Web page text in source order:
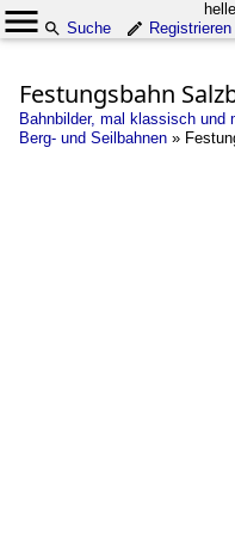
Suche
Registrieren
Festungsbahn
Bahnbilder, mal klassisch und
Berg- und Seilbahnen »